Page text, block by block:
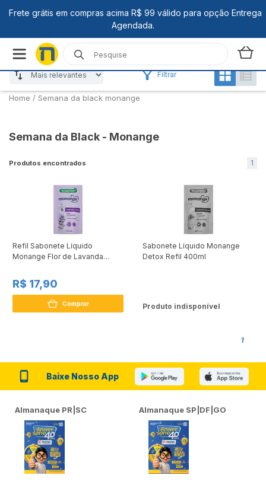
Filtrar
Home / Semana da black monange
Semana da Black - Monange
Produtos encontrados 1
Refil Sabonete Líquido
Monange Flor de Lavanda
R$ 17,90
Comprar
Sabonete Líquido Monange
Detox Refil 400ml
Produto indisponível
1
Baixe Nosso App
Almanaque PR|SC Almanaque SP|DF|GO